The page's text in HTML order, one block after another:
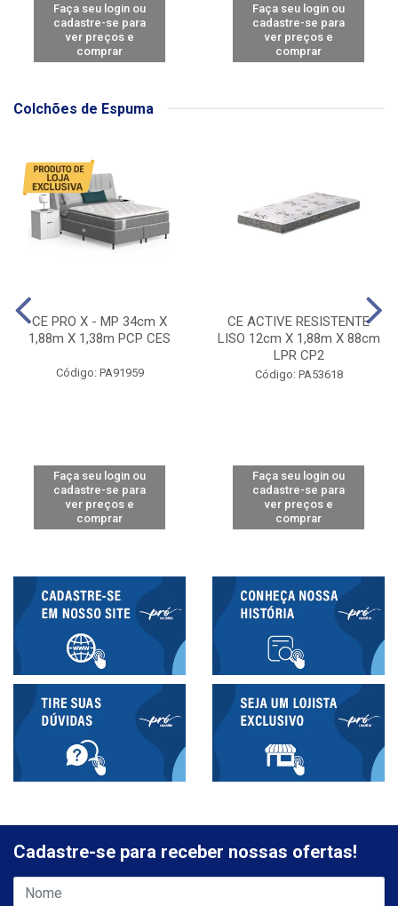
Faça seu login ou
cadastre-se para
ver preços e
comprar
Faça seu login ou
cadastre-se para
ver preços e
comprar
Colchões de Espuma
CE PRO X - MP 34cm X
1,88m X 1,38m PCP CES
Código: PA91959
Faça seu login ou
cadastre-se para
ver preços e
comprar
CE ACTIVE RESISTENTE
LISO 12cm X 1,88m X 88cm
LPR CP2
Código: PA53618
Faça seu login ou
cadastre-se para
ver preços e
comprar
Cadastre-se para receber nossas ofertas!